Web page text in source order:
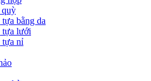
quỳ
bằng da
tựa lưới
tựa nỉ